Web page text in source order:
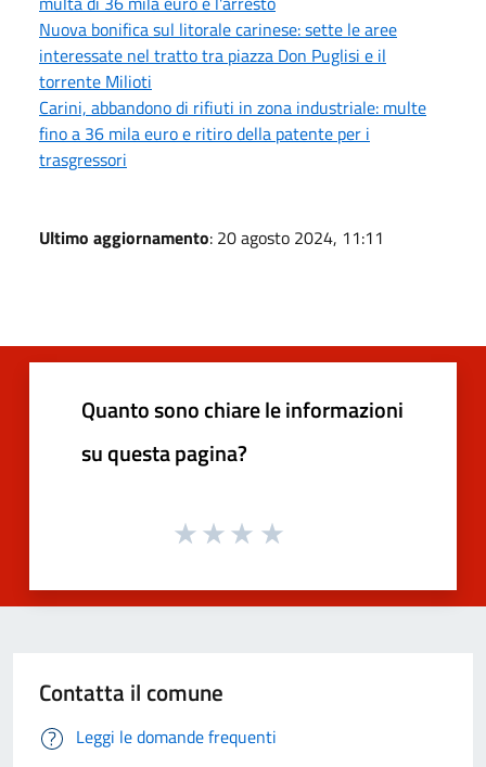
Nuova bonifica sul litorale carinese: sette le aree
interessate nel tratto tra piazza Don Puglisi e il
torrente Milioti
Carini, abbandono di rifiuti in zona industriale: multe
fino a 36 mila euro e ritiro della patente per i
trasgressori
Ultimo aggiornamento: 20 agosto 2024, 11:11
Quanto sono chiare le informazioni
su questa pagina?
Contatta il comune
Leggi le domande frequenti